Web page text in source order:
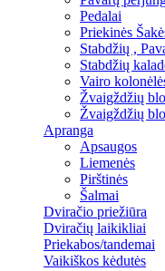
Pedalai
Priekinės
Stabdžių ,
Stabdžių
Vairo
Žvaigždžių
Žvaigždžių
Apranga
Apsaugos
Liemenės
Pirštinės
Šalmai
Dviračio priežiūra
Dviračių laikikliai
Priekabos/tandemai
Vaikiškos kėdutės